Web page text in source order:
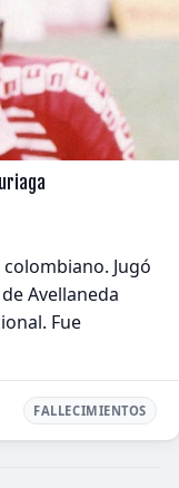
Jugó
Avellaneda
Fue
FALLECIMIENTOS